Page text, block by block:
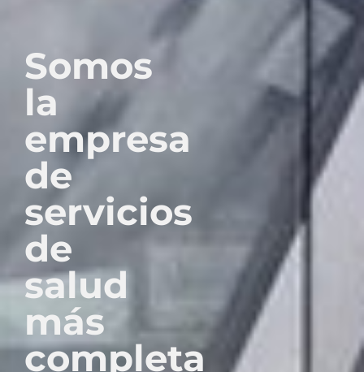
Somos
la
empresa
de
servicios
de
salud
más
completa